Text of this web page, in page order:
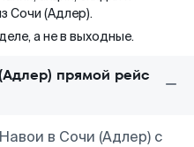
Сочи (Адлер).
а не в выходные.
прямой рейс
в Сочи (Адлер) с